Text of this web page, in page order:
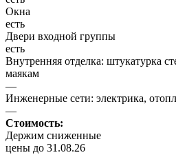
Окна
есть
Двери входной группы
есть
Внутренняя отделка: штукатурка
маякам
—
Инженерные сети: электрика,
—
Стоимость:
Держим сниженные
цены до 31.08.26